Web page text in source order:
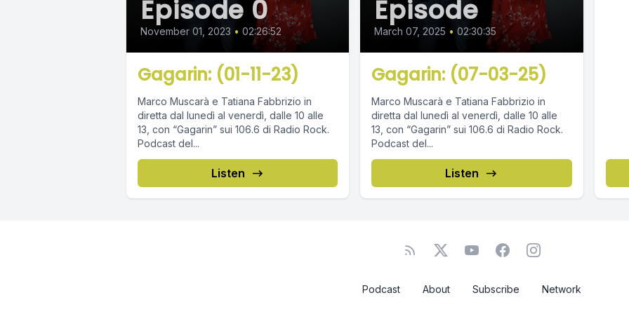
Episode 0
November 01, 2023 • 02:26:52
Gagarin: (01-11-23)
Marco Muscarà e Tatiana Fabbrizio in
diretta dal lunedì al venerdì, dalle 10 alle
13, con “Gagarin” sui 106.6 di Radio Rock.
Podcast del...
Listen
Episode
March 07, 2025 • 02:30:35
Gagarin: (07-03-25)
Marco Muscarà e Tatiana Fabbrizio in
diretta dal lunedì al venerdì, dalle 10 alle
13, con “Gagarin” sui 106.6 di Radio Rock.
Podcast del...
Listen
Podcast About Subscribe Network